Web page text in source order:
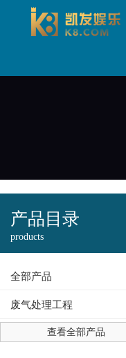
产品目录
products
全部产品
废气处理工程
查看全部产品